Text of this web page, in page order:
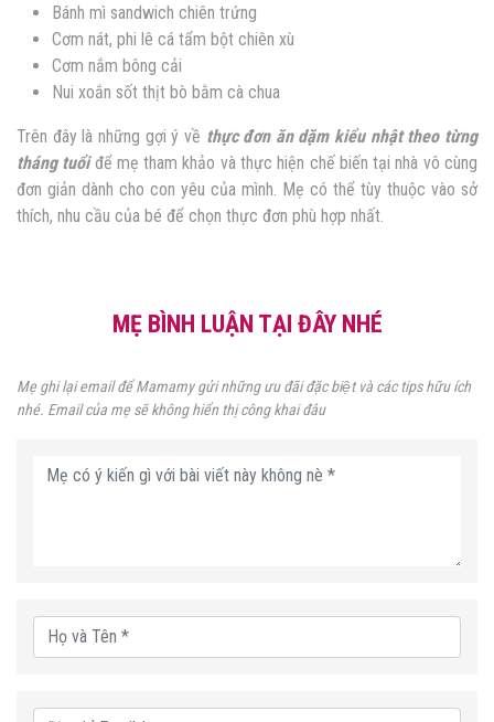
Bánh mì sandwich chiên trứng
Cơm nát, phi lê cá tẩm bột chiên xù
Cơm nắm bông cải
Nui xoắn sốt thịt bò bằm cà chua
Trên đây là những gợi ý về thực đơn ăn dặm kiểu nhật theo từng
tháng tuổiđể mẹ tham khảo và thực hiện chế biến tại nhà vô cùng
đơn giản dành cho con yêu của mình. Mẹ có thể tùy thuộc vào sở
thích, nhu cầu của bé để chọn thực đơn phù hợp nhất.
MẸ BÌNH LUẬN TẠI ĐÂY NHÉ
Mẹ ghi lại email để Mamamy gửi những ưu đãi đặc biệt và các tips hữu ích
nhé. Email của mẹ sẽ không hiển thị công khai đâu